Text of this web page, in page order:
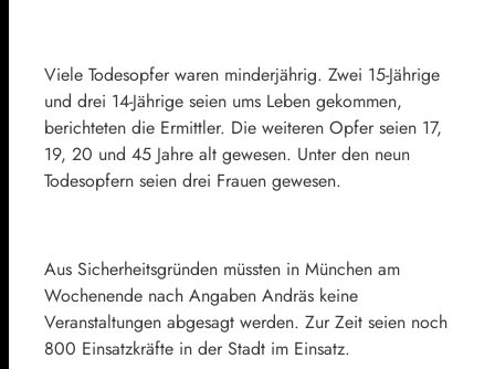
Viele Todesopfer waren minderjährig. Zwei 15-Jährige
und drei 14-Jährige seien ums Leben gekommen,
berichteten die Ermittler. Die weiteren Opfer seien 17,
19, 20 und 45 Jahre alt gewesen. Unter den neun
Todesopfern seien drei Frauen gewesen.
Aus Sicherheitsgründen müssten in München am
Wochenende nach Angaben Andräs keine
Veranstaltungen abgesagt werden. Zur Zeit seien noch
800 Einsatzkräfte in der Stadt im Einsatz.